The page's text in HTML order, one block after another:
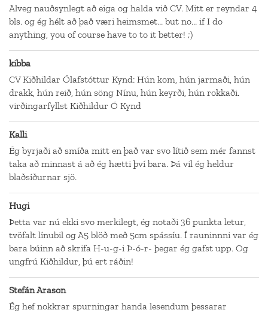
Alveg nauðsynlegt að eiga og halda við CV. Mitt er reyndar 4
bls. og ég hélt að það væri heimsmet... but no... if I do
anything, you of course have to to it better! ;)
kibba
CV Kiðhildar Ólafstóttur Kynd: Hún kom, hún jarmaði, hún
drakk, hún reið, hún söng Nínu, hún keyrði, hún rokkaði.
virðingarfyllst Kiðhildur Ó Kynd
Kalli
Ég byrjaði að smíða mitt en það var svo lítið sem mér fannst
taka að minnast á að ég hætti því bara. Þá vil ég heldur
blaðsíðurnar sjö.
Hugi
Þetta var nú ekki svo merkilegt, ég notaði 36 punkta letur,
tvöfalt línubil og A5 blöð með 5cm spássíu. Í rauninnni var ég
bara búinn að skrifa H-u-g-i Þ-ó-r- þegar ég gafst upp. Og
ungfrú Kiðhildur, þú ert ráðin!
Stefán Arason
Ég hef nokkrar spurningar handa lesendum þessarar